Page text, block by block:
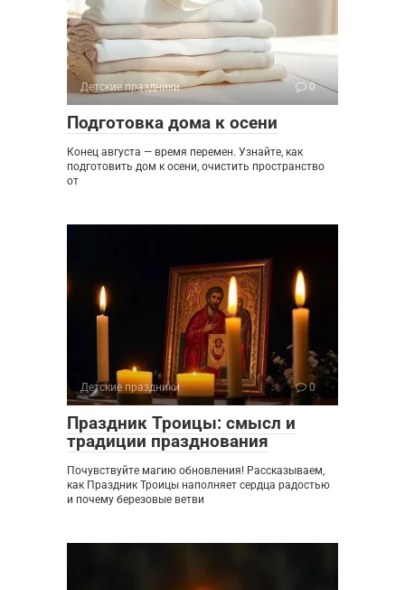
Детские праздники 0
Подготовка дома к осени
Конец августа — время перемен. Узнайте, как
подготовить дом к осени, очистить пространство
от
Детские праздники 0
Праздник Троицы: смысл и
традиции празднования
Почувствуйте магию обновления! Рассказываем,
как Праздник Троицы наполняет сердца радостью
и почему березовые ветви